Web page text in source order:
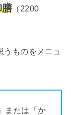
膳（2200
ものをメニュ
または「か